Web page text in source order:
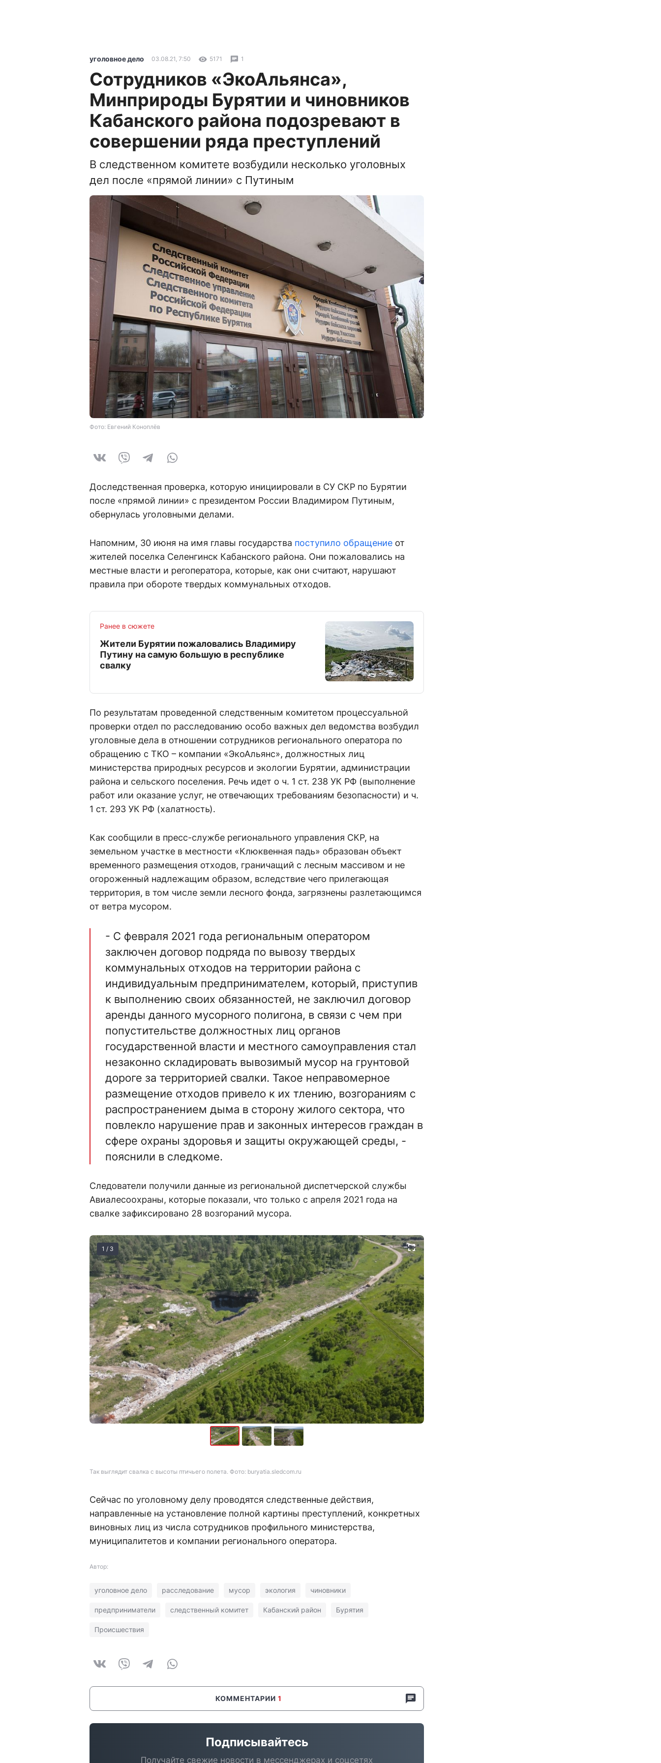
уголовное дело 03.08.21, 7:50 5171 1
Сотрудников «ЭкоАльянса»,
Минприроды Бурятии и чиновников
Кабанского района подозревают в
совершении ряда преступлений
В следственном комитете возбудили несколько уголовных
дел после «прямой линии» с Путиным
Фото: Евгений Коноплёв
Доследственная проверка, которую инициировали в СУ СКР по Бурятии
после «прямой линии» с президентом России Владимиром Путиным,
обернулась уголовными делами.
Напомним, 30 июня на имя главы государства поступило обращение от
жителей поселка Селенгинск Кабанского района. Они пожаловались на
местные власти и регоператора, которые, как они считают, нарушают
правила при обороте твердых коммунальных отходов.
Ранее в сюжете
Жители Бурятии пожаловались Владимиру
Путину на самую большую в республике
свалку
По результатам проведенной следственным комитетом процессуальной
проверки отдел по расследованию особо важных дел ведомства возбудил
уголовные дела в отношении сотрудников регионального оператора по
обращению с ТКО – компании «ЭкоАльянс», должностных лиц
министерства природных ресурсов и экологии Бурятии, администрации
района и сельского поселения. Речь идет о ч. 1 ст. 238 УК РФ (выполнение
работ или оказание услуг, не отвечающих требованиям безопасности) и ч.
1 ст. 293 УК РФ (халатность).
Как сообщили в пресс-службе регионального управления СКР, на
земельном участке в местности «Клюквенная падь» образован объект
временного размещения отходов, граничащий с лесным массивом и не
огороженный надлежащим образом, вследствие чего прилегающая
территория, в том числе земли лесного фонда, загрязнены разлетающимся
от ветра мусором.
- С февраля 2021 года региональным оператором
заключен договор подряда по вывозу твердых
коммунальных отходов на территории района с
индивидуальным предпринимателем, который, приступив
к выполнению своих обязанностей, не заключил договор
аренды данного мусорного полигона, в связи с чем при
попустительстве должностных лиц органов
государственной власти и местного самоуправления стал
незаконно складировать вывозимый мусор на грунтовой
дороге за территорией свалки. Такое неправомерное
размещение отходов привело к их тлению, возгораниям с
распространением дыма в сторону жилого сектора, что
повлекло нарушение прав и законных интересов граждан в
сфере охраны здоровья и защиты окружающей среды, -
пояснили в следкоме.
Следователи получили данные из региональной диспетчерской службы
Авиалесоохраны, которые показали, что только с апреля 2021 года на
свалке зафиксировано 28 возгораний мусора.
1 / 3
Так выглядит свалка с высоты птичьего полета. Фото: buryatia.sledcom.ru
Сейчас по уголовному делу проводятся следственные действия,
направленные на установление полной картины преступлений, конкретных
виновных лиц из числа сотрудников профильного министерства,
муниципалитетов и компании регионального оператора.
Автор:
уголовное дело расследование мусор экология чиновники
предприниматели следственный комитет Кабанский район Бурятия
Происшествия
КОММЕНТАРИИ 1
Подписывайтесь
Получайте свежие новости в мессенджерах и соцсетях